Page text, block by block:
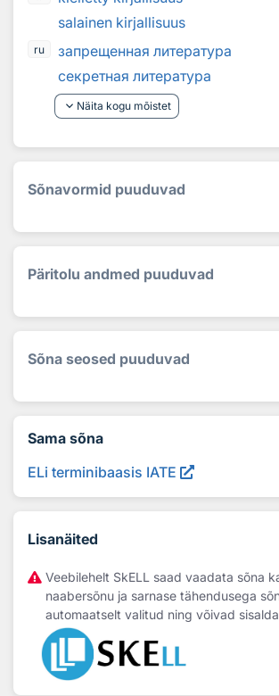
salainen kirjallisuus
ru
запрещенная литература
секретная литература
keyboard_arrow_down Näita kogu mõistet
Sõnavormid puuduvad
Päritolu andmed puuduvad
Sõna seosed puuduvad
Sama sõna
ELi terminibaasis IATE
Lisanäited
Veebilehelt SkELL saad vaadata sõna
naabersõnu ja sarnase tähendusega
automaatselt valitud ning võivad